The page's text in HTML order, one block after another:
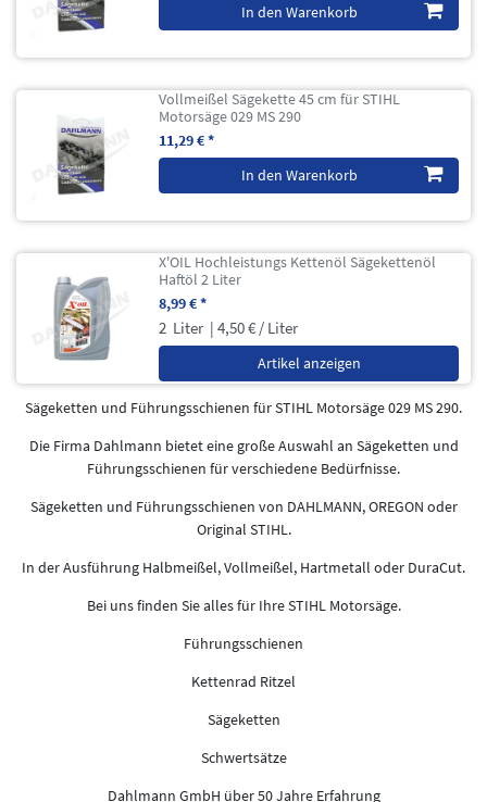
In den Warenkorb
Vollmeißel Sägekette 45 cm für STIHL
Motorsäge 029 MS 290
11,29 € *
In den Warenkorb
X'OIL Hochleistungs Kettenöl Sägekettenöl
Haftöl 2 Liter
8,99 € *
2 Liter | 4,50 € / Liter
Artikel anzeigen
Sägeketten und Führungsschienen für STIHL Motorsäge 029 MS 290.
Die Firma Dahlmann bietet eine große Auswahl an Sägeketten und
Führungsschienen für verschiedene Bedürfnisse.
Sägeketten und Führungsschienen von DAHLMANN, OREGON oder
Original STIHL.
In der Ausführung Halbmeißel, Vollmeißel, Hartmetall oder DuraCut.
Bei uns finden Sie alles für Ihre STIHL Motorsäge.
Führungsschienen
Kettenrad Ritzel
Sägeketten
Schwertsätze
Dahlmann GmbH über 50 Jahre Erfahrung